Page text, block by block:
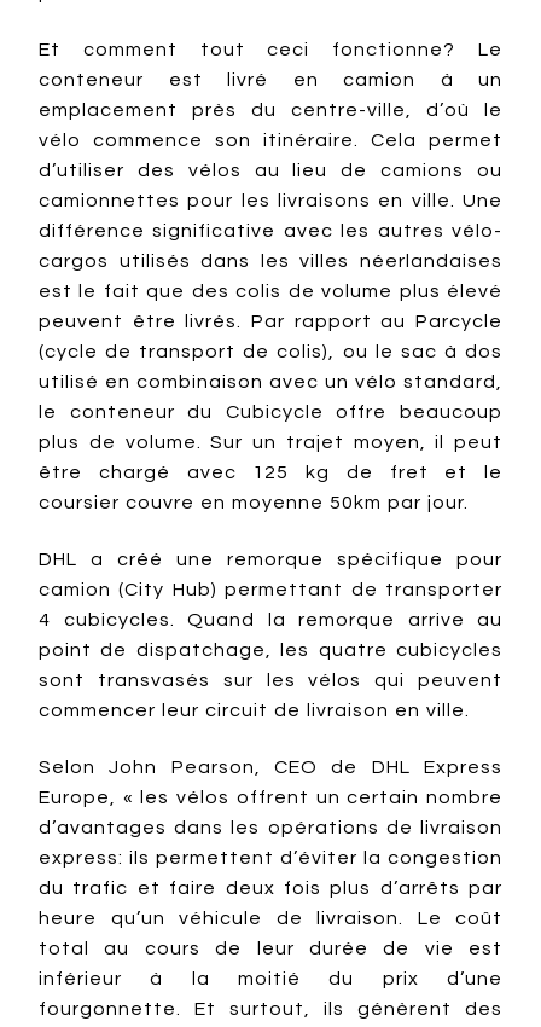
Et comment tout ceci fonctionne? Le
conteneur est livré en camion à un
emplacement près du centre-ville, d’où le
vélo commence son itinéraire. Cela permet
d’utiliser des vélos au lieu de camions ou
camionnettes pour les livraisons en ville. Une
différence significative avec les autres vélo-
cargos utilisés dans les villes néerlandaises
est le fait que des colis de volume plus élevé
peuvent être livrés. Par rapport au Parcycle
(cycle de transport de colis), ou le sac à dos
utilisé en combinaison avec un vélo standard,
le conteneur du Cubicycle offre beaucoup
plus de volume. Sur un trajet moyen, il peut
être chargé avec 125 kg de fret et le
coursier couvre en moyenne 50km par jour.
DHL a créé une remorque spécifique pour
camion (City Hub) permettant de transporter
4 cubicycles. Quand la remorque arrive au
point de dispatchage, les quatre cubicycles
sont transvasés sur les vélos qui peuvent
commencer leur circuit de livraison en ville.
Selon John Pearson, CEO de DHL Express
Europe, « les vélos offrent un certain nombre
d’avantages dans les opérations de livraison
express: ils permettent d’éviter la congestion
du trafic et faire deux fois plus d’arrêts par
heure qu’un véhicule de livraison. Le coût
total au cours de leur durée de vie est
inférieur à la moitié du prix d’une
fourgonnette. Et surtout, ils génèrent des